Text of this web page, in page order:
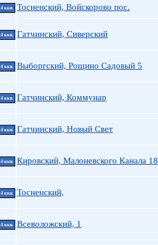
4 ккв. Тосненский, Войскорово пос.
4 ккв. Гатчинский, Сиверский
4 ккв. Выборгский, Рощино Садовый 5
4 ккв. Гатчинский, Коммунар
4 ккв. Гатчинский, Новый Свет
4 ккв. Кировский, Малоневского Канала 18
4 ккв. Тосненский,
4 ккв. Всеволожский, 1